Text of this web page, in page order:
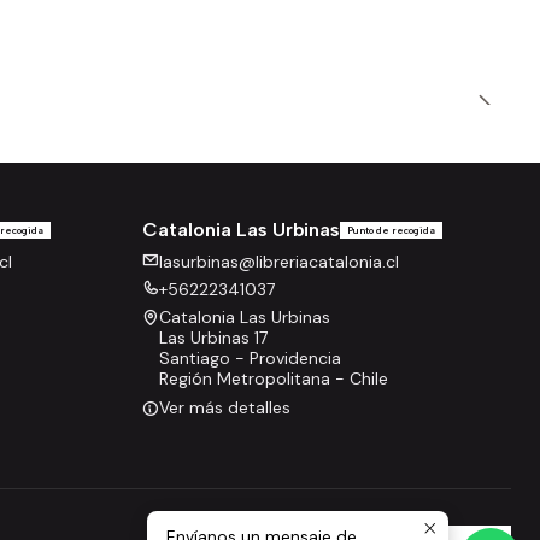
recogida Catalonia Las Urbinas Punto de recogida
lasurbinas@libreriacatalonia.cl
+56222341037
Catalonia Las Urbinas
Las Urbinas 17
Santiago - Providencia
Región Metropolitana - Chile
Ver más detalles